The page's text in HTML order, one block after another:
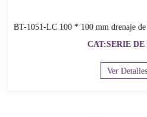
BT-1051-LC 100 * 100 mm drenaje de balcón limpieza de piso cuadrado, cubiertas de drenaje de balcón